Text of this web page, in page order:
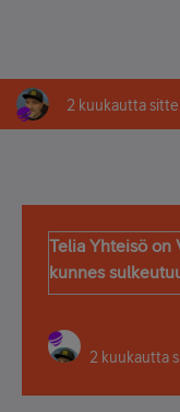
2 kuukautta
Telia Yhteisö on
kunnes
2 kuukautta